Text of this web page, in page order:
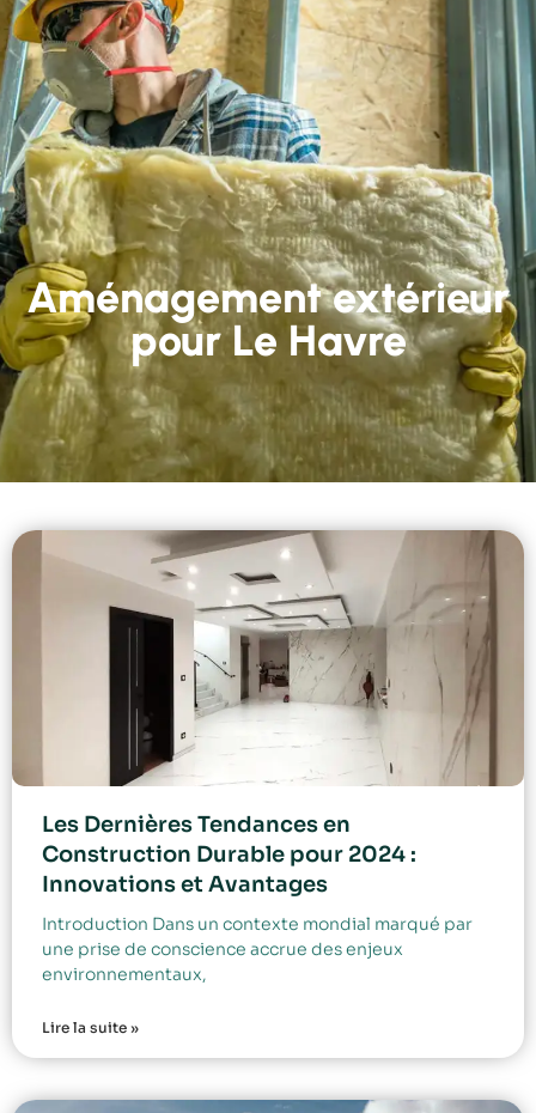
Aménagement extérieur
pour Le Havre
Les Dernières Tendances en
Construction Durable pour 2024 :
Innovations et Avantages
Introduction Dans un contexte mondial marqué par
une prise de conscience accrue des enjeux
environnementaux,
Lire la suite »